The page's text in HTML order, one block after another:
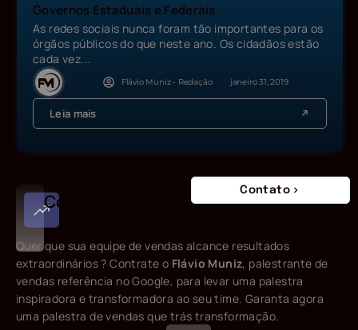
Governos Estaduais e Federais
As redes sociais nunca foram tão importantes para os
órgãos públicos do que neste ano. Os cidadãos estão
cada vez...
Flávio Muniz - Redação janeiro 31, 2019
Leia mais
Contrate
Flávio Muniz
Contato
Quer que sua equipe de vendas alcance resultados
extraordinários ? Contrate o Flávio Muniz, palestrante de
vendas referência no Google, para levar uma palestra
inspiradora e transformadora ao seu time. Garanta agora
uma palestra de vendas que trás transformação.